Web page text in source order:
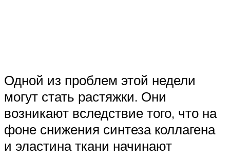
Одной из проблем этой недели
могут стать растяжки. Они
возникают вследствие того, что на
фоне снижения синтеза коллагена
и эластина ткани начинают